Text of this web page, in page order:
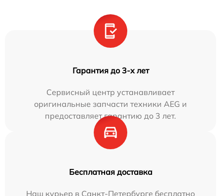
Гарантия до 3-х лет
Сервисный центр устанавливает
оригинальные запчасти техники AEG и
предоставляет гарантию до 3 лет.
Бесплатная доставка
Наш курьер в Санкт-Петербурге бесплатно